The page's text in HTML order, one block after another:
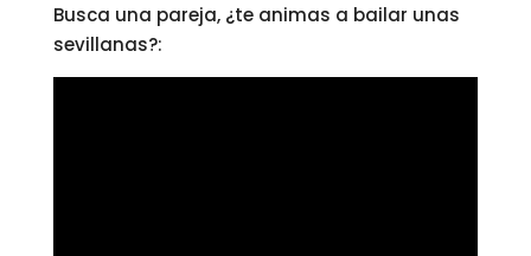
Busca una pareja, ¿te animas a bailar unas
sevillanas?: